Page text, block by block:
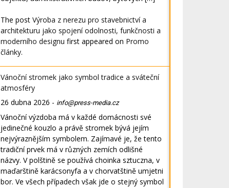
The postVýroba z nerezu pro stavebnictví a
architekturu jako spojení odolnosti, funkčnosti a
moderního designu first appeared on Promo
články.
Vánoční stromek jako symbol tradice a sváteční
atmosféry
26 dubna 2026 - info@press-media.cz
Vánoční výzdoba má v každé domácnosti své
jedinečné kouzlo a právě stromek bývá jejím
nejvýraznějším symbolem. Zajímavé je, že tento
tradiční prvek má v různých zemích odlišné
názvy. V polštině se používá choinka sztuczna, v
maďarštině karácsonyfa a v chorvatštině umjetni
bor. Ve všech případech však jde o stejný symbol